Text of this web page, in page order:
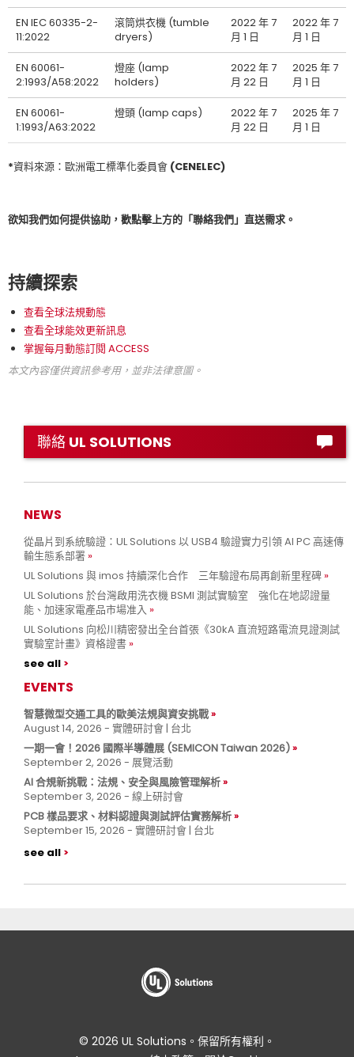
EN IEC 60335-2-
11:2022
滾筒烘衣機 (tumble
dryers)
2022 年 7
月 1 日
2022 年 7
月 1 日
EN 60061-
2:1993/A58:2022
燈座 (lamp
holders)
2022 年 7
月 22 日
2025 年 7
月 1 日
EN 60061-
1:1993/A63:2022
燈頭 (lamp caps)
2022 年 7
月 22 日
2025 年 7
月 1 日
*資料來源：歐洲電工標準化委員會 (CENELEC)
欲知我們如何提供協助，歡點擊上方的「聯絡我們」直送需求。
持續探索
查看全球法規動態
查看全球能效更新訊息
掌握每月動態訂閱 ACCESS
本文內容僅供資訊參考用，並非法律意圖。
聯絡 UL SOLUTIONS
NEWS
從晶片到系統驗證：UL Solutions 以 USB4 驗證實力引領 AI PC 高速傳
輸生態系部署
UL Solutions 與 imos 持續深化合作 三年驗證布局再創新里程碑
UL Solutions 於台灣啟用洗衣機 BSMI 測試實驗室 強化在地認證量
能、加速家電產品市場准入
UL Solutions 向松川精密發出全台首張《30kA 直流短路電流見證測試
實驗室計畫》資格證書
see all
EVENTS
智慧微型交通工具的歐美法規與資安挑戰
August 14, 2026 - 實體研討會 | 台北
一期一會！2026 國際半導體展 (SEMICON Taiwan 2026)
September 2, 2026 - 展覽活動
AI 合規新挑戰：法規、安全與風險管理解析
September 3, 2026 - 線上研討會
PCB 樣品要求、材料認證與測試評估實務解析
September 15, 2026 - 實體研討會 | 台北
see all
© 2026 UL Solutions。保留所有權利。